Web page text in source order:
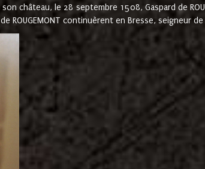
château, le 28 septembre 1508, Gaspard de
continuèrent en Bresse, seigneur de